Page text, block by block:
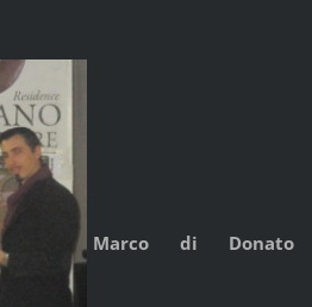
Marco di Donato